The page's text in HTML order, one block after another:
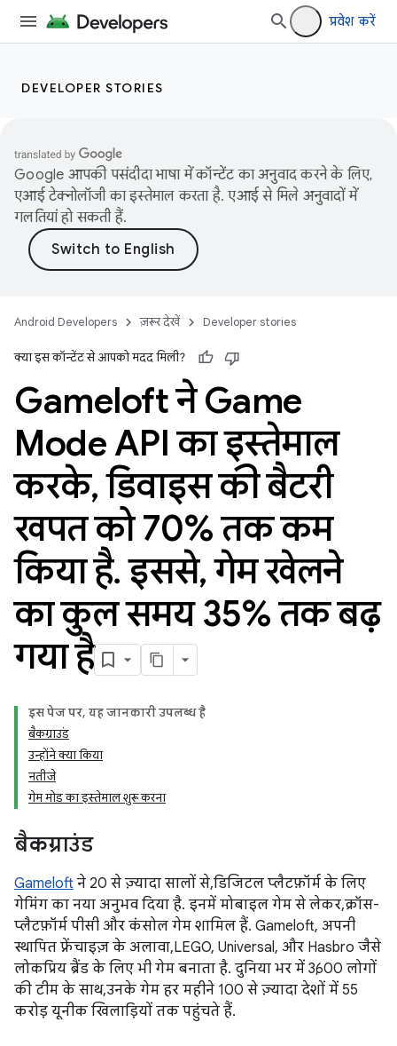
प्रवेश करें
DEVELOPER STORIES
Google आपकी पसंदीदा भाषा में कॉन्टेंट का अनुवाद करने के लिए,
एआई टेक्नोलॉजी का इस्तेमाल करता है. एआई से मिले अनुवादों में
गलतियां हो सकती हैं.
Android Developers ज़रूर देखें Developer stories
क्या इस कॉन्टेंट से आपको मदद मिली?
Gameloft ने Game
Mode API का इस्तेमाल
करके,डिवाइस की बैटरी
खपत को 70% तक कम
किया है.इससे,गेम खेलने
का कुल समय 35% तक बढ़
गया है
इस पेज पर, यह जानकारी उपलब्ध है
बैकग्राउंड
उन्होंने क्या किया
नतीजे
गेम मोड का इस्तेमाल शुरू करना
बैकग्राउंड
Gameloft ने 20 से ज़्यादा सालों से, डिजिटल प्लैटफ़ॉर्म के लिए
गेमिंग का नया अनुभव दिया है. इनमें मोबाइल गेम से लेकर, क्रॉस-
प्लैटफ़ॉर्म पीसी और कंसोल गेम शामिल हैं. Gameloft, अपनी
स्थापित फ़्रेंचाइज़ के अलावा, LEGO, Universal, और Hasbro जैसे
लोकप्रिय ब्रैंड के लिए भी गेम बनाता है. दुनिया भर में 3,600 लोगों
की टीम के साथ, उनके गेम हर महीने 100 से ज़्यादा देशों में 55
करोड़ यूनीक खिलाड़ियों तक पहुंचते हैं.